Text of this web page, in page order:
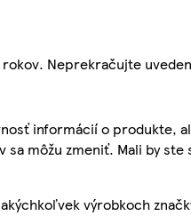
rokov. Neprekračujte
informácií o produkte,
sa môžu zmeniť. Mali by
výrobkoch